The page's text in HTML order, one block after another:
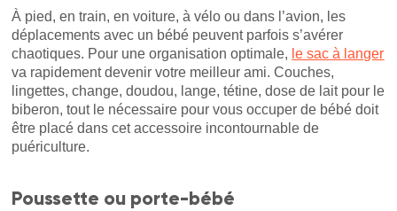
À pied, en train, en voiture, à vélo ou dans l’avion, les
déplacements avec un bébé peuvent parfois s’avérer
chaotiques. Pour une organisation optimale, le sac à langer
va rapidement devenir votre meilleur ami. Couches,
lingettes, change, doudou, lange, tétine, dose de lait pour le
biberon, tout le nécessaire pour vous occuper de bébé doit
être placé dans cet accessoire incontournable de
puériculture.
Poussette ou porte-bébé